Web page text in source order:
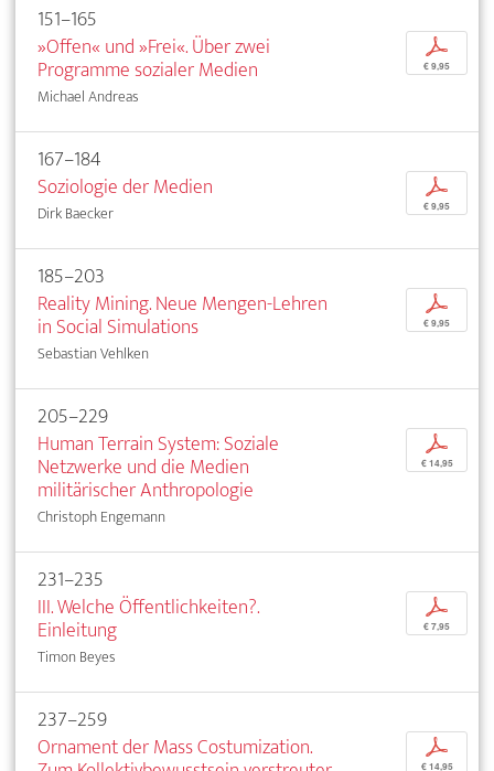
151–165
»Offen« und »Frei«. Über zwei
Programme sozialer Medien
Michael Andreas
p
€ 9,95
167–184
Soziologie der Medien
Dirk Baecker
p
€ 9,95
185–203
Reality Mining. Neue Mengen-Lehren
in Social Simulations
Sebastian Vehlken
p
€ 9,95
205–229
Human Terrain System: Soziale
Netzwerke und die Medien
militärischer Anthropologie
Christoph Engemann
p
€ 14,95
231–235
III. Welche Öffentlichkeiten?.
Einleitung
Timon Beyes
p
€ 7,95
237–259
Ornament der Mass Costumization.
p
€ 14,95